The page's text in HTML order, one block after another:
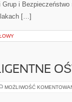
i
[…]
MOŻLIWOŚĆ